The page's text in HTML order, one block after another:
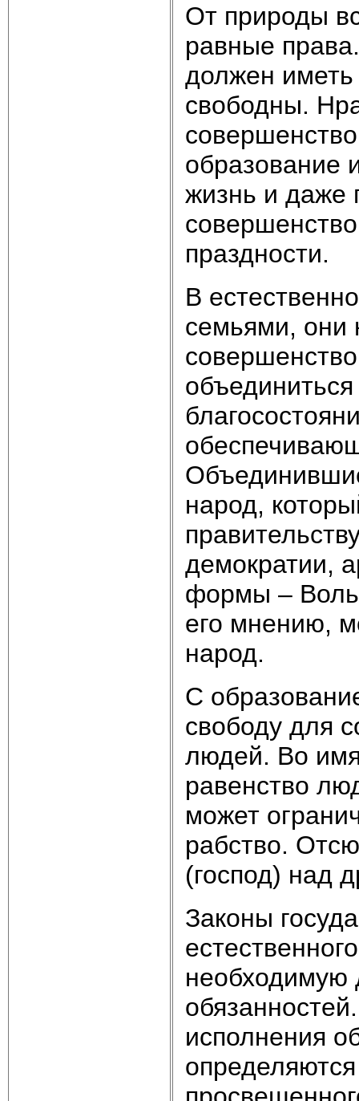
От природы
равные
должен
свободны.
образование
жизнь и даже
праздности.
В
семьями, они
народ,
демократии,
формы –
его мнению,
народ.
С
свободу для
людей. Во имя
равенство
может
рабство.
(господ) над
Законы
необходимую
исполнения